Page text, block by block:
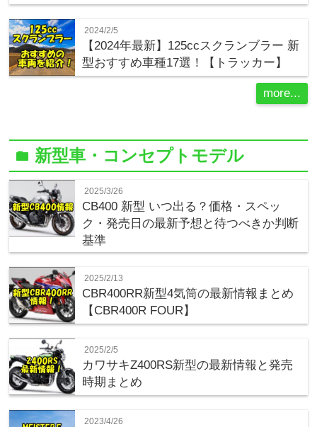
2024/2/5
【2024年最新】125ccスクランブラー 新
型おすすめ車種17選！【トラッカー】
more...
folder 新型車・コンセプトモデル
2025/3/26
CB400 新型 いつ出る？価格・スペッ
ク・発売日の最新予想と待つべきか判断
基準
2025/2/13
CBR400RR新型4気筒の最新情報まとめ
【CBR400R FOUR】
2025/2/5
カワサキZ400RS新型の最新情報と発売
時期まとめ
2023/4/26